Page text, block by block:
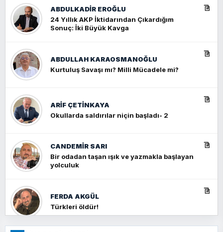
ABDULKADIR EROĞLU
24 Yıllık AKP İktidarından Çıkardığım
Sonuç: İki Büyük Kavga
ABDULLAH KARAOSMANOĞLU
Kurtuluş Savaşı mı? Milli Mücadele mi?
ARIF ÇETİNKAYA
Okullarda saldırılar niçin başladı- 2
CANDEMIR SARI
Bir odadan taşan ışık ve yazmakla başlayan
yolculuk
FERDA AKGÜL
Türkleri öldür!